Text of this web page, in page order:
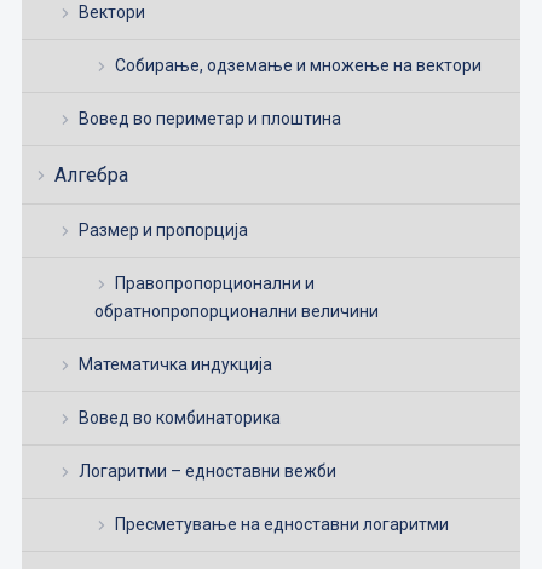
Вектори
Собирање, одземање и множење на вектори
Вовед во периметар и плоштина
Алгебра
Размер и пропорција
Правопропорционални и
обратнопропорционални величини
Математичка индукција
Вовед во комбинаторика
Логаритми – едноставни вежби
Пресметување на едноставни логаритми